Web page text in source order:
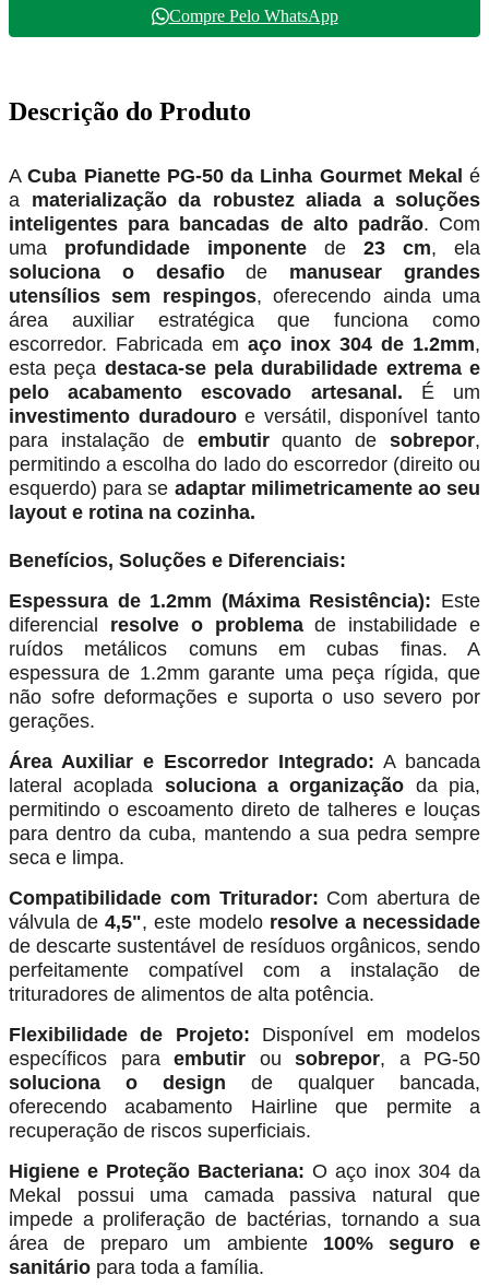
Compre Pelo WhatsApp
Descrição do Produto
ACuba Pianette PG-50 da Linha Gourmet Mekal é
a materialização da robustez aliada a soluções
inteligentes para bancadas de alto padrão. Com
uma profundidade imponente de 23 cm, ela
soluciona o desafiode manusear grandes
utensílios sem respingos, oferecendo ainda uma
área auxiliar estratégica que funciona como
escorredor. Fabricada em aço inox 304 de 1.2mm,
esta peça destaca-se pela durabilidade extrema e
pelo acabamento escovado artesanal. É um
investimento duradouroe versátil, disponível tanto
para instalação de embutirquanto de sobrepor,
permitindo a escolha do lado do escorredor (direito ou
esquerdo) para se adaptar milimetricamente ao seu
layout e rotina na cozinha.
Benefícios, Soluções e Diferenciais:
Espessura de 1.2mm (Máxima Resistência): Este
diferencial resolve o problemade instabilidade e
ruídos metálicos comuns em cubas finas. A
espessura de 1.2mm garante uma peça rígida, que
não sofre deformações e suporta o uso severo por
gerações.
Área Auxiliar e Escorredor Integrado: A bancada
lateral acoplada soluciona a organização da pia,
permitindo o escoamento direto de talheres e louças
para dentro da cuba, mantendo a sua pedra sempre
seca e limpa.
Compatibilidade com Triturador: Com abertura de
válvula de4,5", este modelo resolve a necessidade
de descarte sustentável de resíduos orgânicos, sendo
perfeitamente compatível com a instalação de
trituradores de alimentos de alta potência.
Flexibilidade de Projeto: Disponível em modelos
específicos para embutir ou sobrepor, a PG-50
soluciona o design de qualquer bancada,
oferecendo acabamento Hairline que permite a
recuperação de riscos superficiais.
Higiene e Proteção Bacteriana: O aço inox 304 da
Mekal possui uma camada passiva natural que
impede a proliferação de bactérias, tornando a sua
área de preparo um ambiente 100% seguro e
sanitário para toda a família.